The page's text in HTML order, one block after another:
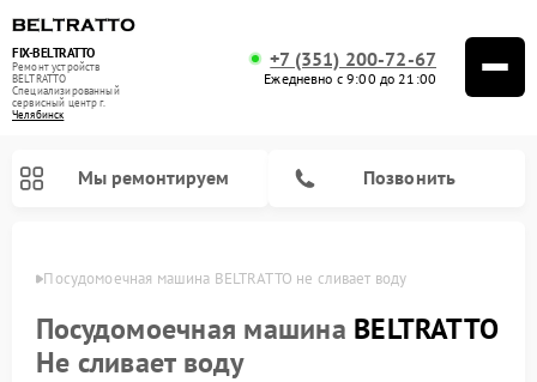
FIX-BELTRATTO
Ремонт устройств
BELTRATTO
Специализированный
cервисный центр г.
Челябинск
+7 (351) 200-72-67
Ежедневно с 9:00 до 21:00
Мы ремонтируем Позвонить
Посудомоечная машина BELTRATTO не сливает воду
Посудомоечная машина BELTRATTO
Не сливает воду